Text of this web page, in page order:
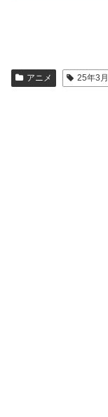
アニメ 25年3月